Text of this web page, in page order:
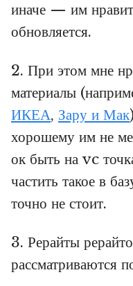
иначе — им
обновляется.
2. При этом мне
материалы
ИКЕА, Зару и Мак
хорошему им не
ок быть на vc
частить такое в
точно не стоит.
3. Рерайты
рассматриваются